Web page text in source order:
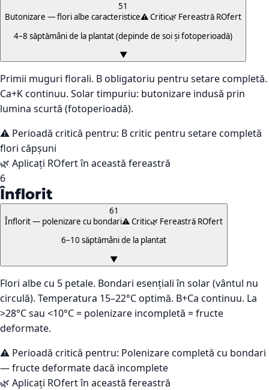
51
Butonizare — flori albe caracteristice⚠️ Critic🌿 Fereastră ROfert
4–8 săptămâni de la plantat (depinde de soi și fotoperioadă)
▼
Primii muguri florali. B obligatoriu pentru setare completă.
Ca+K continuu. Solar timpuriu: butonizare indusă prin
lumina scurtă (fotoperioadă).
⚠️ Perioadă critică pentru: B critic pentru setare completă
flori căpșuni
🌿 Aplicați ROfert în această fereastră
6
Înflorit
61
Înflorit — polenizare cu bondari⚠️ Critic🌿 Fereastră ROfert
6–10 săptămâni de la plantat
▼
Flori albe cu 5 petale. Bondari esențiali în solar (vântul nu
circulă). Temperatura 15–22°C optimă. B+Ca continuu. La
>28°C sau <10°C = polenizare incompletă = fructe
deformate.
⚠️ Perioadă critică pentru: Polenizare completă cu bondari
— fructe deformate dacă incomplete
🌿 Aplicați ROfert în această fereastră